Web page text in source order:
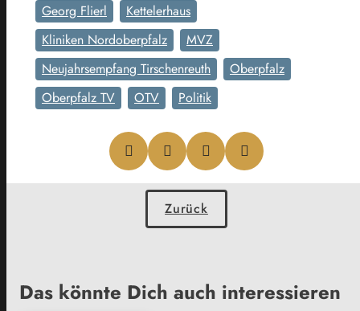
Georg Flierl
Kettelerhaus
Kliniken Nordoberpfalz
MVZ
Neujahrsempfang Tirschenreuth
Oberpfalz
Oberpfalz TV
OTV Politik
Zurück
Das könnte Dich auch interessieren